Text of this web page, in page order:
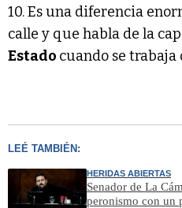
10. Es una diferencia
calle y que habla de la
Estado cuando se trabaja
LEÉ TAMBIÉN:
HERIDAS ABIERTAS
Senador de La
peronismo con un